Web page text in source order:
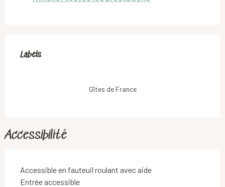
Labels
Labels
Gîtes de France
Accessibilité
Accessible en fauteuil roulant avec aide
Entrée accessible